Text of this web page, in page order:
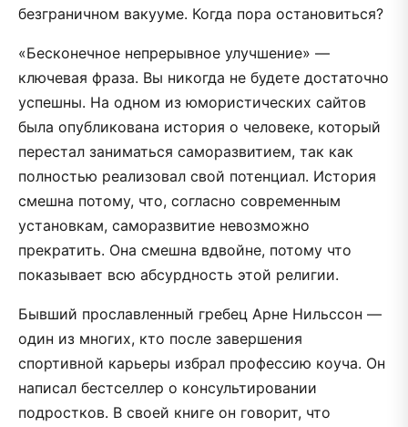
безграничном вакууме. Когда пора остановиться?
«Бесконечное непрерывное улучшение» —
ключевая фраза. Вы никогда не будете достаточно
успешны. На одном из юмористических сайтов
была опубликована история о человеке, который
перестал заниматься саморазвитием, так как
полностью реализовал свой потенциал. История
смешна потому, что, согласно современным
установкам, саморазвитие невозможно
прекратить. Она смешна вдвойне, потому что
показывает всю абсурдность этой религии.
Бывший прославленный гребец Арне Нильссон —
один из многих, кто после завершения
спортивной карьеры избрал профессию коуча. Он
написал бестселлер о консультировании
подростков. В своей книге он говорит, что